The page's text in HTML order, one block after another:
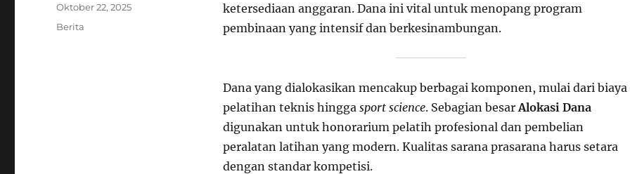
ketersediaan anggaran. Dana ini vital untuk menopang program
pembinaan yang intensif dan berkesinambungan.
Dana yang dialokasikan mencakup berbagai komponen, mulai dari biaya
pelatihan teknis hingga sport science. Sebagian besarAlokasi Dana
digunakan untuk honorarium pelatih profesional dan pembelian
peralatan latihan yang modern. Kualitas sarana prasarana harus setara
dengan standar kompetisi.
Posted
Oktober 22, 2025
Categories
Berita